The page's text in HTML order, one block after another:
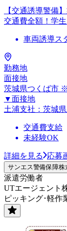
【交通誘導警備
交通費全額！学
車両誘導ス
勤務地
面接地
茨城県つくば市
▼面接地
土浦支社：茨城
交通費支給
未経験OK
詳細を見る 応募
サンエス警備保障
派遣労働者
UTエージェント
ピッキング･軽作